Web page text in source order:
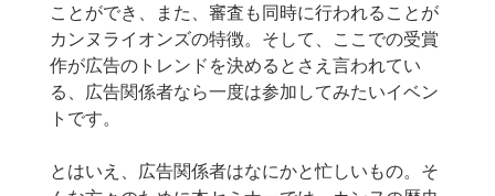
ことができ、また、審査も同時に行われることが
カンヌライオンズの特徴。そして、ここでの受賞
作が広告のトレンドを決めるとさえ言われてい
る、広告関係者なら一度は参加してみたいイベン
トです。
とはいえ、広告関係者はなにかと忙しいもの。そ